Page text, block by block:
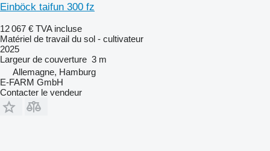
Einböck taifun 300 fz
12 067 € TVA incluse
Matériel de travail du sol - cultivateur
2025
Largeur de couverture 3 m
Allemagne, Hamburg
E-FARM GmbH
Contacter le vendeur